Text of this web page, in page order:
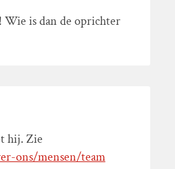
is dan de oprichter
hij. Zie
ons/mensen/team